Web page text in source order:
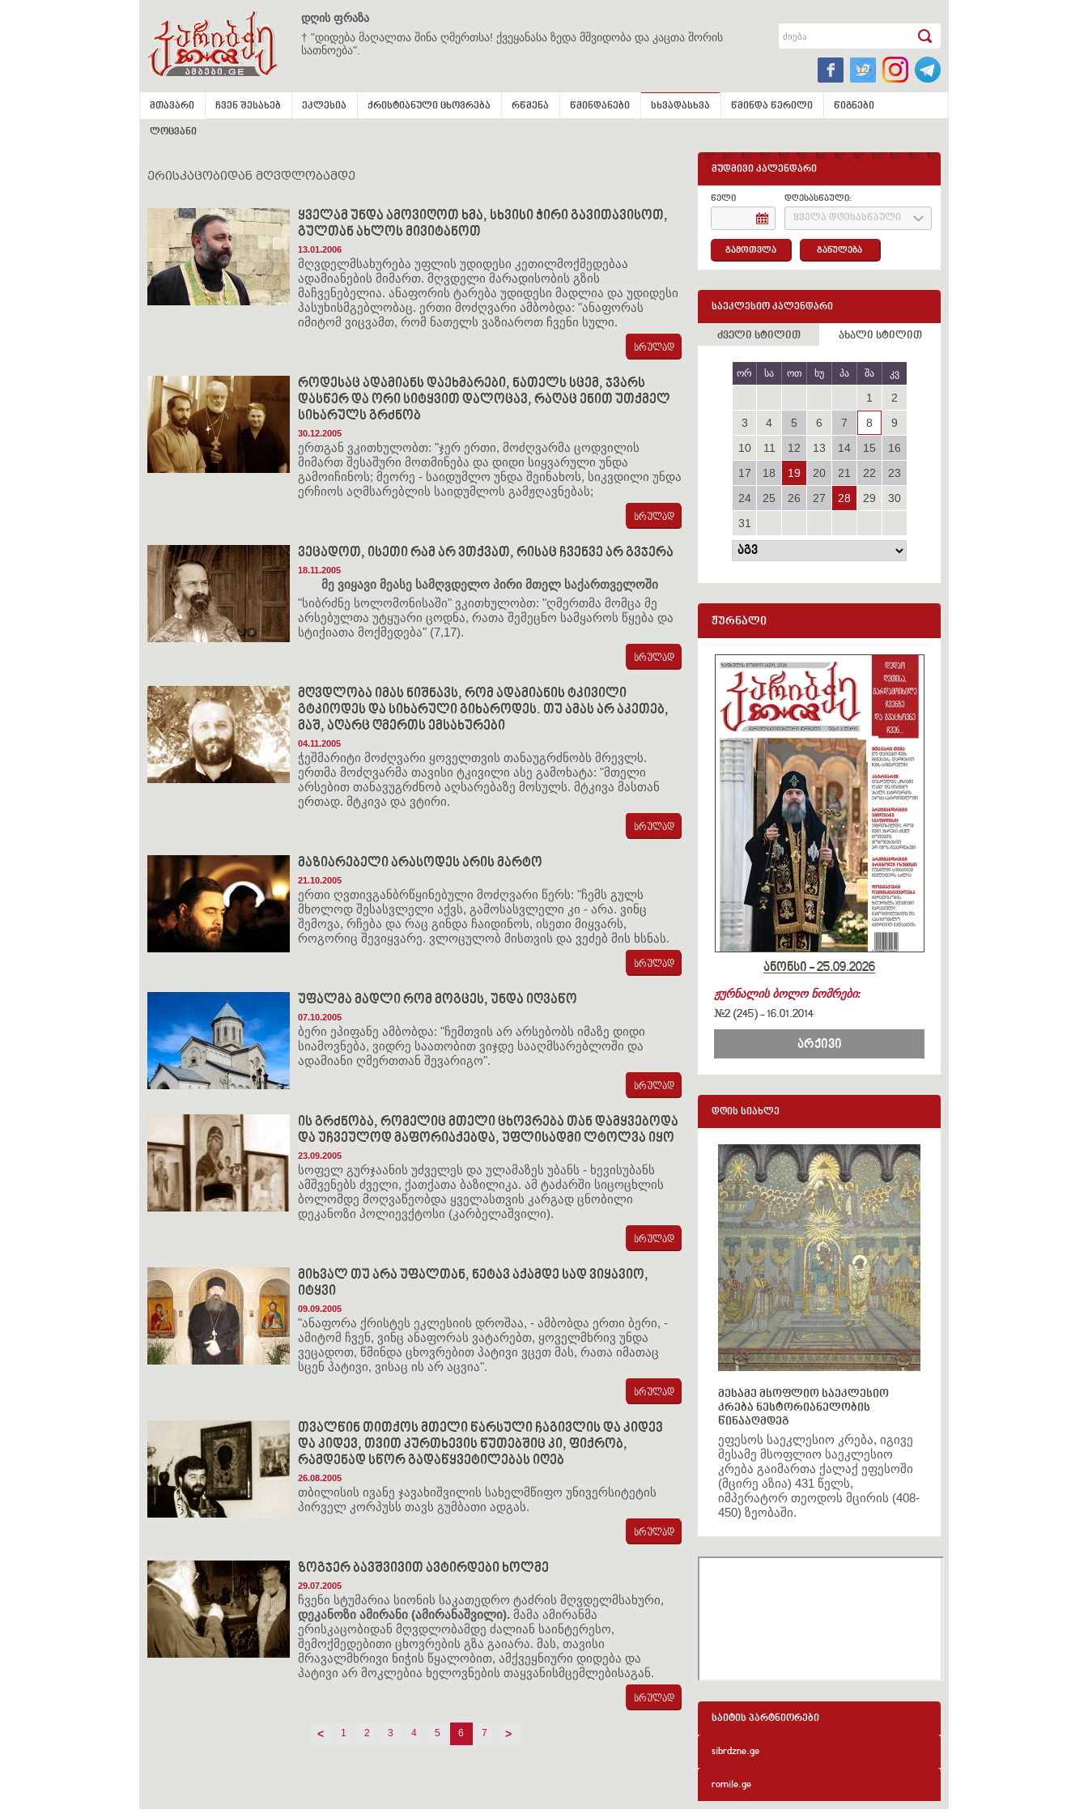
დღის ფრაზა
† "დიდება მაღალთა შინა ღმერთსა! ქვეყანასა ზედა მშვიდობა და კაცთა შორის
სათნოება".
მთავარი ჩვენ შესახებ ეკლესია ქრისტიანული ცხოვრება რწმენა წმინდანები სხვადასხვა წმინდა წერილი წიგნები
ლოცვანი
ერისკაცობიდან მღვდლობამდე
ყველამ უნდა ამოვიღოთ ხმა, სხვისი ჭირი გავითავისოთ,
გულთან ახლოს მივიტანოთ
13.01.2006
მღვდელმსახურება უფლის უდიდესი კეთილმოქმედებაა
ადამიანების მიმართ. მღვდელი მარადისობის გზის
მაჩვენებელია. ანაფორის ტარება უდიდესი მადლია და უდიდესი
პასუხისმგებლობაც. ერთი მოძღვარი ამბობდა: "ანაფორას
იმიტომ ვიცვამთ, რომ ნათელს ვაზიაროთ ჩვენი სული.
როდესაც ადამიანს დაეხმარები, ნათელს სცემ, ჯვარს
დასწერ და ორი სიტყვით დალოცავ, რაღაც ენით უთქმელ
სიხარულს გრძნობ
30.12.2005
ერთგან ვკითხულობთ: "ჯერ ერთი, მოძღვარმა ცოდვილის
მიმართ შესაშური მოთმინება და დიდი სიყვარული უნდა
გამოიჩინოს; მეორე - საიდუმლო უნდა შეინახოს, სიკვდილი უნდა
ერჩიოს აღმსარებლის საიდუმლოს გამჟღავნებას;
ვეცადოთ, ისეთი რამ არ ვთქვათ, რისაც ჩვენვე არ გვჯერა
18.11.2005
მე ვიყავი მეასე სამღვდელო პირი მთელ საქართველოში
"სიბრძნე სოლომონისაში" ვკითხულობთ: "ღმერთმა მომცა მე
არსებულთა უტყუარი ცოდნა, რათა შემეცნო სამყაროს წყება და
სტიქიათა მოქმედება" (7,17).
მღვდლობა იმას ნიშნავს, რომ ადამიანის ტკივილი
გტკიოდეს და სიხარული გიხაროდეს. თუ ამას არ აკეთებ,
მაშ, აღარც ღმერთს ემსახურები
04.11.2005
ჭეშმარიტი მოძღვარი ყოველთვის თანაუგრძნობს მრევლს.
ერთმა მოძღვარმა თავისი ტკივილი ასე გამოხატა: "მთელი
არსებით თანავუგრძნობ აღსარებაზე მოსულს. მტკივა მასთან
ერთად. მტკივა და ვტირი.
მაზიარებელი არასოდეს არის მარტო
21.10.2005
ერთი ღვთივგანბრწყინებული მოძღვარი წერს: "ჩემს გულს
მხოლოდ შესასვლელი აქვს, გამოსასვლელი კი - არა. ვინც
შემოვა, რჩება და რაც გინდა ჩაიდინოს, ისეთი მიყვარს,
როგორიც შევიყვარე. ვლოცულობ მისთვის და ვეძებ მის ხსნას.
უფალმა მადლი რომ მოგცეს, უნდა იღვაწო
07.10.2005
ბერი ეპიფანე ამბობდა: "ჩემთვის არ არსებობს იმაზე დიდი
სიამოვნება, ვიდრე საათობით ვიჯდე სააღმსარებლოში და
ადამიანი ღმერთთან შევარიგო".
ის გრძნობა, რომელიც მთელი ცხოვრება თან დამყვებოდა
და უჩვეულოდ მაფორიაქებდა, უფლისადმი ლტოლვა იყო
23.09.2005
სოფელ გურჯაანის უძველეს და ულამაზეს უბანს - ხევისუბანს
ამშვენებს ძველი, ქათქათა ბაზილიკა. ამ ტაძარში სიცოცხლის
ბოლომდე მოღვაწეობდა ყველასთვის კარგად ცნობილი
დეკანოზი პოლიევქტოსი (კარბელაშვილი).
მიხვალ თუ არა უფალთან, ნეტავ აქამდე სად ვიყავიო,
იტყვი
09.09.2005
"ანაფორა ქრისტეს ეკლესიის დროშაა, - ამბობდა ერთი ბერი, -
ამიტომ ჩვენ, ვინც ანაფორას ვატარებთ, ყოველმხრივ უნდა
ვეცადოთ, წმინდა ცხოვრებით პატივი ვცეთ მას, რათა იმათაც
სცენ პატივი, ვისაც ის არ აცვია".
თვალწინ თითქოს მთელი წარსული ჩაგივლის და კიდევ
და კიდევ, თვით კურთხევის წუთებშიც კი, ფიქრობ,
რამდენად სწორ გადაწყვეტილებას იღებ
26.08.2005
თბილისის ივანე ჯავახიშვილის სახელმწიფო უნივერსიტეტის
პირველ კორპუსს თავს გუმბათი ადგას.
ზოგჯერ ბავშვივით ავტირდები ხოლმე
29.07.2005
ჩვენი სტუმარია სიონის საკათედრო ტაძრის მღვდელმსახური,
დეკანოზი ამირანი (ამირანაშვილი). მამა ამირანმა
ერისკაცობიდან მღვდლობამდე ძალიან საინტერესო,
შემოქმედებითი ცხოვრების გზა გაიარა. მას, თავისი
მრავალმხრივი ნიჭის წყალობით, ამქვეყნიური დიდება და
პატივი არ მოკლებია ხელოვნების თაყვანისმცემლებისაგან.
< 1 2 3 4 5 6 7 >
მუდმივი კალენდარი
წელი დღესასწაული:
ყველა დღესასწაული
გამოთვლა განულება
საეკლესიო კალენდარი
ძველი სტილით ახალი სტილით
ორ სა ოთ ხუ პა შა კვ
1
2
3
4 5 6 7 8
9
10
11 12 13 14 15
16
17
18 19 20 21 22
23
24
25 26 27 28 29
30
31
ჟურნალი
ანონსი - 25.09.2026
ჟურნალის ბოლო ნომრები:
#2 (245)-16.01.2014
არქივი
დღის სიახლე
მესამე მსოფლიო საეკლესიო
კრება ნესტორიანელობის
წინააღმდეგ
ეფესოს საეკლესიო კრება, იგივე
მესამე მსოფლიო საეკლესიო
კრება გაიმართა ქალაქ ეფესოში
(მცირე აზია) 431 წელს,
იმპერატორ თეოდოს მცირის (408-
450) ზეობაში.
საიტის პარტნიორები
sibrdzne.ge
romile.ge